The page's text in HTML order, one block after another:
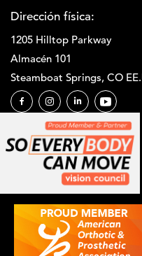
Dirección física:
1205 Hilltop Parkway
Almacén 101
Steamboat Springs, CO